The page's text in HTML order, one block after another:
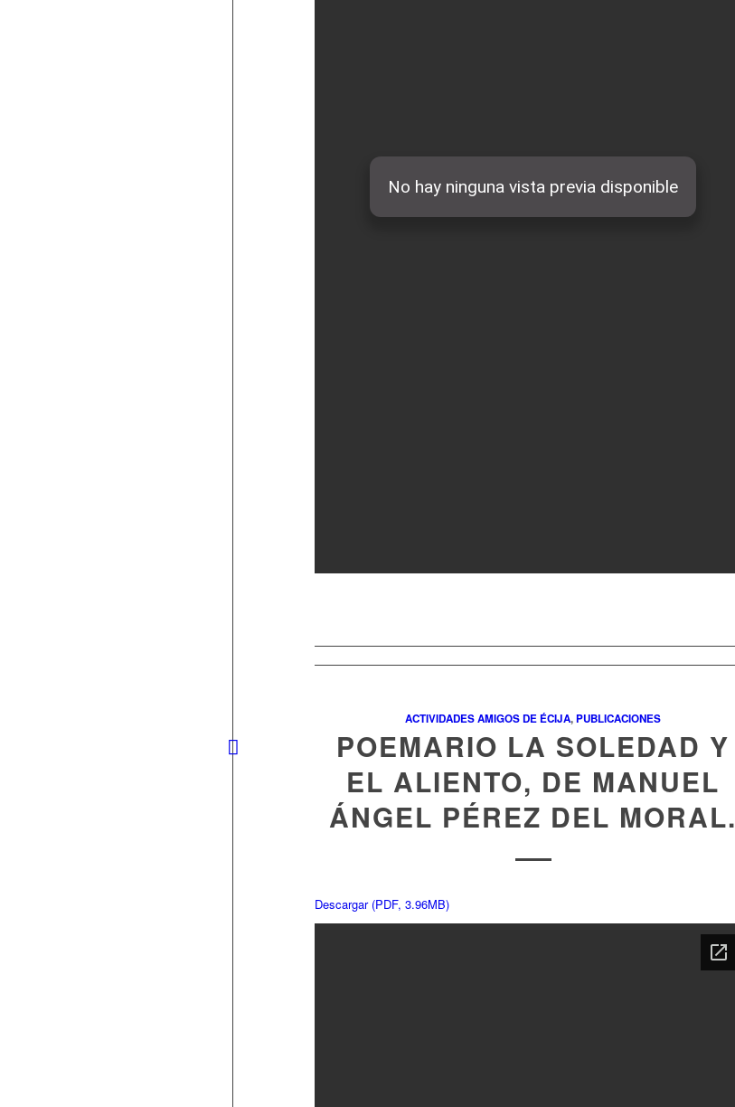
ACTIVIDADES AMIGOS DE ÉCIJA,PUBLICACIONES
POEMARIO LA SOLEDAD Y
EL ALIENTO, DE MANUEL
ÁNGEL PÉREZ DEL MORAL.
Descargar (PDF, 3.96MB)